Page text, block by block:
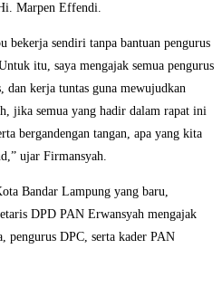
Marpen Effendi.
bekerja sendiri tanpa bantuan pengurus
itu, saya mengajak semua pengurus
dan kerja tuntas guna mewujudkan
jika semua yang hadir dalam rapat ini
bergandengan tangan, apa yang kita
ujar Firmansyah.
Bandar Lampung yang baru,
DPD PAN Erwansyah mengajak
pengurus DPC, serta kader PAN